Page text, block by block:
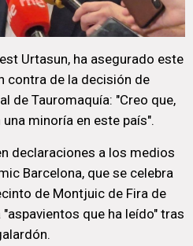
Urtasun, ha asegurado este
contra de la decisión de
de Tauromaquía: "Creo que,
minoría en este país".
declaraciones a los medios
Barcelona, que se celebra
de Montjuic de Fira de
que ha leído" tras